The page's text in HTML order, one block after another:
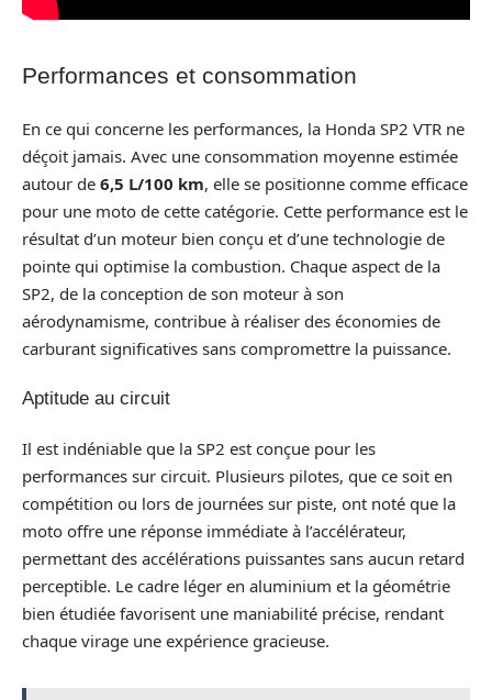
Performances et consommation
En ce qui concerne les performances, la Honda SP2 VTR ne
déçoit jamais. Avec une consommation moyenne estimée
autour de 6,5 L/100 km, elle se positionne comme efficace
pour une moto de cette catégorie. Cette performance est le
résultat d’un moteur bien conçu et d’une technologie de
pointe qui optimise la combustion. Chaque aspect de la
SP2, de la conception de son moteur à son
aérodynamisme, contribue à réaliser des économies de
carburant significatives sans compromettre la puissance.
Aptitude au circuit
Il est indéniable que la SP2 est conçue pour les
performances sur circuit. Plusieurs pilotes, que ce soit en
compétition ou lors de journées sur piste, ont noté que la
moto offre une réponse immédiate à l’accélérateur,
permettant des accélérations puissantes sans aucun retard
perceptible. Le cadre léger en aluminium et la géométrie
bien étudiée favorisent une maniabilité précise, rendant
chaque virage une expérience gracieuse.